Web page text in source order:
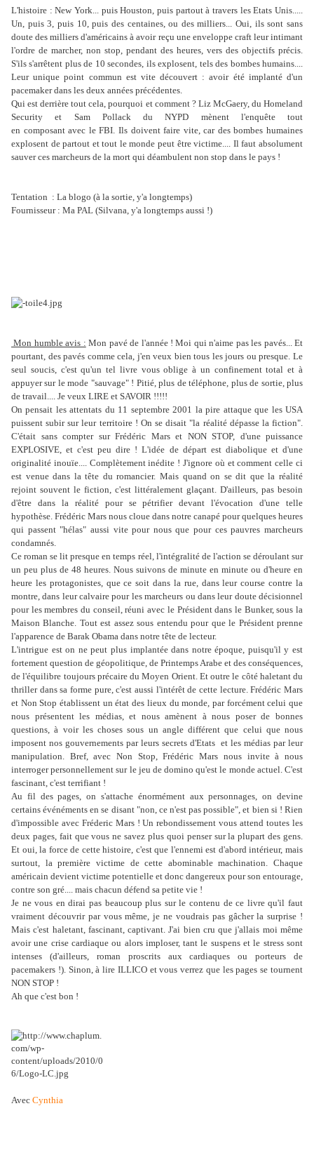
L'histoire : New York... puis Houston, puis partout à travers les Etats Unis.....
Un, puis 3, puis 10, puis des centaines, ou des milliers... Oui, ils sont sans
doute des milliers d'américains à avoir reçu une enveloppe craft leur intimant
l'ordre de marcher, non stop, pendant des heures, vers des objectifs précis.
S'ils s'arrêtent plus de 10 secondes, ils explosent, tels des bombes humains....
Leur unique point commun est vite découvert : avoir été implanté d'un
pacemaker dans les deux années précédentes.
Qui est derrière tout cela, pourquoi et comment ? Liz McGaery, du Homeland
Security et Sam Pollack du NYPD mènent l'enquête tout
en composant avec le FBI. Ils doivent faire vite, car des bombes humaines
explosent de partout et tout le monde peut être victime.... Il faut absolument
sauver ces marcheurs de la mort qui déambulent non stop dans le pays !
Tentation : La blogo (à la sortie, y'a longtemps)
Fournisseur : Ma PAL (Silvana, y'a longtemps aussi !)
Mon humble avis : Mon pavé de l'année ! Moi qui n'aime pas les pavés... Et
pourtant, des pavés comme cela, j'en veux bien tous les jours ou presque. Le
seul soucis, c'est qu'un tel livre vous oblige à un confinement total et à
appuyer sur le mode "sauvage" ! Pitié, plus de téléphone, plus de sortie, plus
de travail.... Je veux LIRE et SAVOIR !!!!!
On pensait les attentats du 11 septembre 2001 la pire attaque que les USA
puissent subir sur leur territoire ! On se disait "la réalité dépasse la fiction".
C'était sans compter sur Frédéric Mars et NON STOP, d'une puissance
EXPLOSIVE, et c'est peu dire ! L'idée de départ est diabolique et d'une
originalité inouïe.... Complètement inédite ! J'ignore où et comment celle ci
est venue dans la tête du romancier. Mais quand on se dit que la réalité
rejoint souvent le fiction, c'est littéralement glaçant. D'ailleurs, pas besoin
d'être dans la réalité pour se pétrifier devant l'évocation d'une telle
hypothèse. Frédéric Mars nous cloue dans notre canapé pour quelques heures
qui passent "hélas" aussi vite pour nous que pour ces pauvres marcheurs
condamnés.
Ce roman se lit presque en temps réel, l'intégralité de l'action se déroulant sur
un peu plus de 48 heures. Nous suivons de minute en minute ou d'heure en
heure les protagonistes, que ce soit dans la rue, dans leur course contre la
montre, dans leur calvaire pour les marcheurs ou dans leur doute décisionnel
pour les membres du conseil, réuni avec le Président dans le Bunker, sous la
Maison Blanche. Tout est assez sous entendu pour que le Président prenne
l'apparence de Barak Obama dans notre tête de lecteur.
L'intrigue est on ne peut plus implantée dans notre époque, puisqu'il y est
fortement question de géopolitique, de Printemps Arabe et des conséquences,
de l'équilibre toujours précaire du Moyen Orient. Et outre le côté haletant du
thriller dans sa forme pure, c'est aussi l'intérêt de cette lecture. Frédéric Mars
et Non Stop établissent un état des lieux du monde, par forcément celui que
nous présentent les médias, et nous amènent à nous poser de bonnes
questions, à voir les choses sous un angle différent que celui que nous
imposent nos gouvernements par leurs secrets d'Etats et les médias par leur
manipulation. Bref, avec Non Stop, Frédéric Mars nous invite à nous
interroger personnellement sur le jeu de domino qu'est le monde actuel. C'est
fascinant, c'est terrifiant !
Au fil des pages, on s'attache énormément aux personnages, on devine
certains événéments en se disant "non, ce n'est pas possible", et bien si ! Rien
d'impossible avec Fréderic Mars ! Un rebondissement vous attend toutes les
deux pages, fait que vous ne savez plus quoi penser sur la plupart des gens.
Et oui, la force de cette histoire, c'est que l'ennemi est d'abord intérieur, mais
surtout, la première victime de cette abominable machination. Chaque
américain devient victime potentielle et donc dangereux pour son entourage,
contre son gré.... mais chacun défend sa petite vie !
Je ne vous en dirai pas beaucoup plus sur le contenu de ce livre qu'il faut
vraiment découvrir par vous même, je ne voudrais pas gâcher la surprise !
Mais c'est haletant, fascinant, captivant. J'ai bien cru que j'allais moi même
avoir une crise cardiaque ou alors imploser, tant le suspens et le stress sont
intenses (d'ailleurs, roman proscrits aux cardiaques ou porteurs de
pacemakers !). Sinon, à lire ILLICO et vous verrez que les pages se tournent
NON STOP !
Ah que c'est bon !
Avec Cynthia